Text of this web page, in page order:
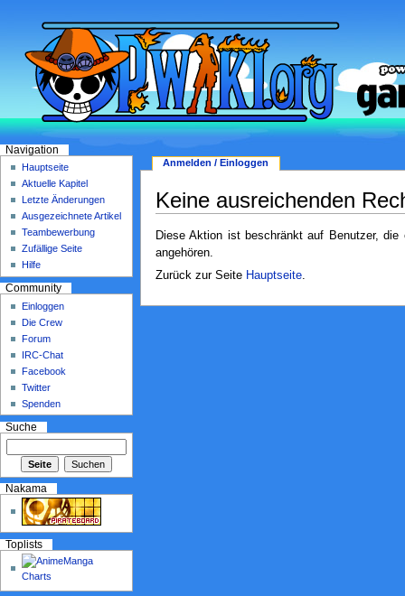
Keine ausreichenden
Diese Aktion ist beschränkt auf Benutzer, die
angehören.
Zurück zur Seite Hauptseite.
Anmelden / Einloggen
Navigation
Hauptseite
Aktuelle Kapitel
Letzte Änderungen
Ausgezeichnete Artikel
Teambewerbung
Zufällige Seite
Hilfe
Community
Einloggen
Die Crew
Forum
IRC-Chat
Facebook
Twitter
Spenden
Suche
Nakama
Toplists